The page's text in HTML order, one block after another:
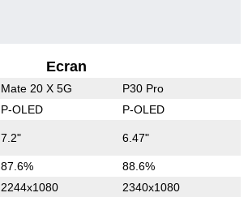
Ecran
Mate 20 X 5G P30 Pro
P-OLED P-OLED
7.2" 6.47"
87.6% 88.6%
2244x1080 2340x1080